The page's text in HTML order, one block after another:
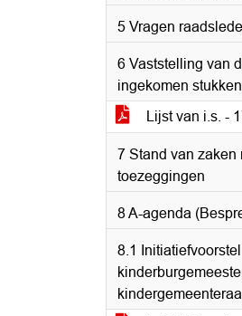
5 Vragen
6 Vaststelling van
ingekomen stukken
Lijst van i.s. -
7 Stand van zaken
toezeggingen
8 A-agenda
8.1 Initiatiefvoorstel